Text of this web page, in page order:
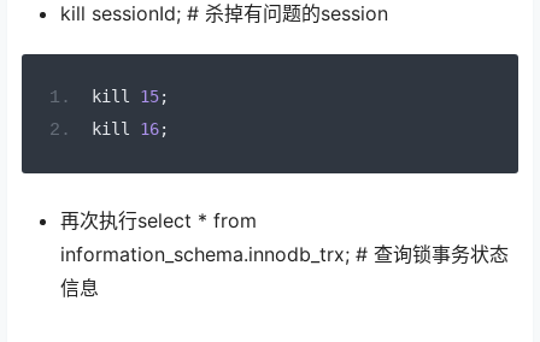
kill sessionId; # 杀掉有问题的session
kill 15;
kill 16;
再次执行select * from
information_schema.innodb_trx; # 查询锁事务状态
信息